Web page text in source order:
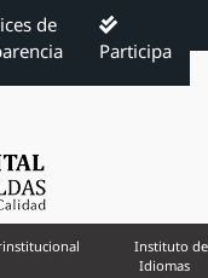
de
Participa
Instituto de
Idiomas